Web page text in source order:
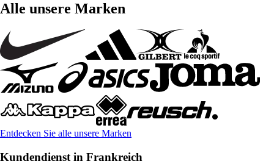
Alle unsere Marken
Entdecken Sie alle unsere Marken
Kundendienst in Frankreich